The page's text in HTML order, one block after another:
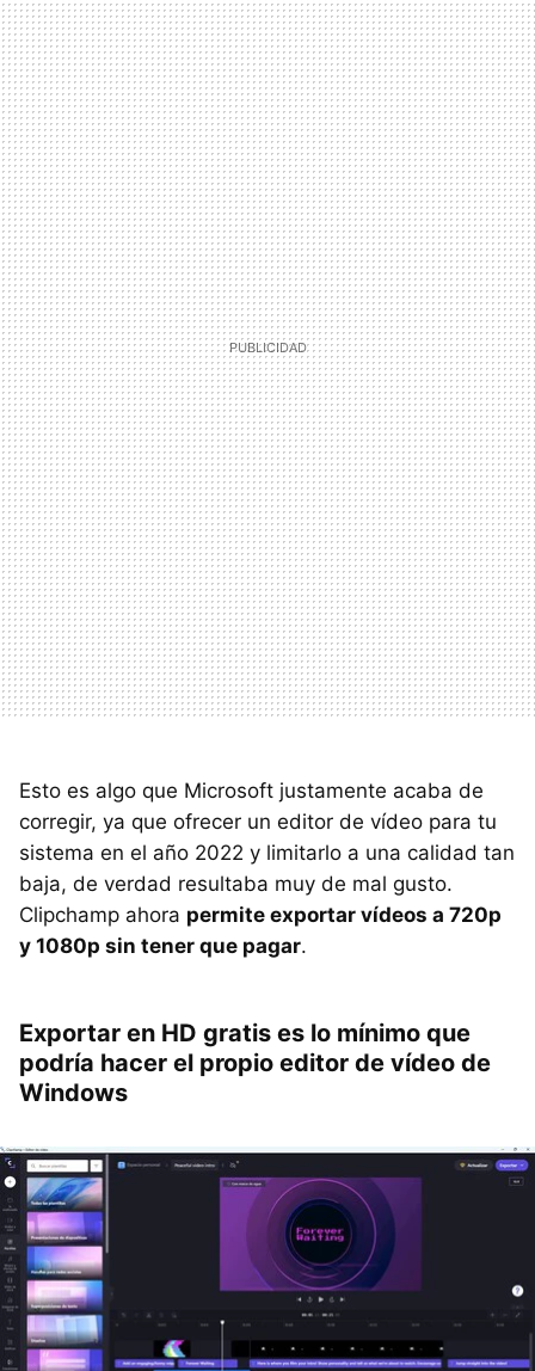
Esto es algo que Microsoft justamente acaba de
corregir, ya que ofrecer un editor de vídeo para tu
sistema en el año 2022 y limitarlo a una calidad tan
baja, de verdad resultaba muy de mal gusto.
Clipchamp ahora permite exportar vídeos a 720p
y 1080p sin tener que pagar.
Exportar en HD gratis es lo mínimo que
podría hacer el propio editor de vídeo de
Windows